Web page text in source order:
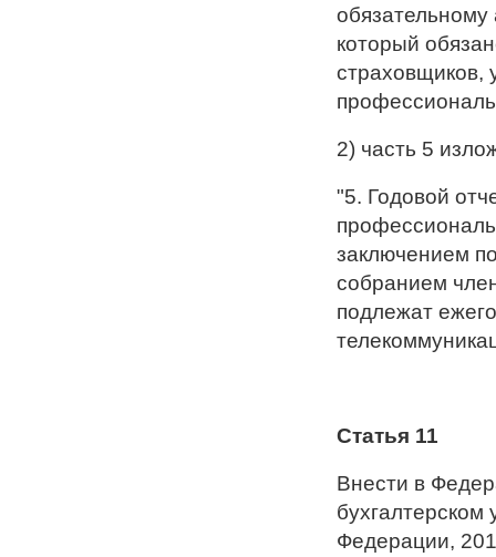
обязательному
который
страховщиков,
2) часть 5
"5. Годовой
заключением
собранием
подлежат
Статья 11
Внести в
бухгалтерском
Федерации,